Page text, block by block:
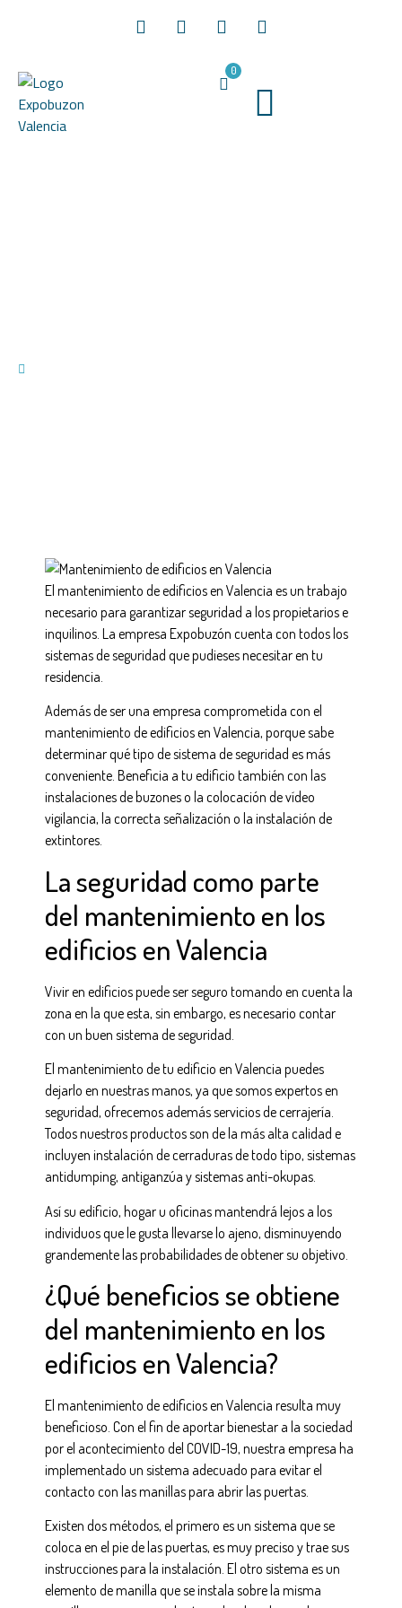
0
El mantenimiento de edificios en Valencia es un trabajo
necesario para garantizar seguridad a los propietarios e
inquilinos. La empresa Expobuzón cuenta con todos los
sistemas de seguridad que pudieses necesitar en tu
residencia.
Además de ser una empresa comprometida con el
mantenimiento de edificios en Valencia, porque sabe
determinar qué tipo de sistema de seguridad es más
conveniente. Beneficia a tu edificio también con las
instalaciones de buzones o la colocación de vídeo
vigilancia, la correcta señalización o la instalación de
extintores.
La seguridad como parte
del mantenimiento en los
edificios en Valencia
Vivir en edificios puede ser seguro tomando en cuenta la
zona en la que esta, sin embargo, es necesario contar
con un buen sistema de seguridad.
El mantenimiento de tu edificio en Valencia puedes
dejarlo en nuestras manos, ya que somos expertos en
seguridad, ofrecemos además servicios de cerrajería.
Todos nuestros productos son de la más alta calidad e
incluyen instalación de cerraduras de todo tipo, sistemas
antidumping, antiganzúa y sistemas anti-okupas.
Así su edificio, hogar u oficinas mantendrá lejos a los
individuos que le gusta llevarse lo ajeno, disminuyendo
grandemente las probabilidades de obtener su objetivo.
¿Qué beneficios se obtiene
del mantenimiento en los
edificios en Valencia?
El mantenimiento de edificios en Valencia resulta muy
beneficioso. Con el fin de aportar bienestar a la sociedad
por el acontecimiento del COVID-19, nuestra empresa ha
implementado un sistema adecuado para evitar el
contacto con las manillas para abrir las puertas.
Existen dos métodos, el primero es un sistema que se
coloca en el pie de las puertas, es muy preciso y trae sus
instrucciones para la instalación. El otro sistema es un
elemento de manilla que se instala sobre la misma